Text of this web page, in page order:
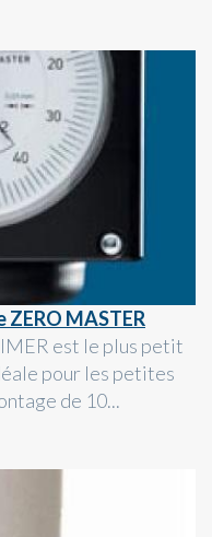
MASTER
est le plus petit
pour les petites
de 10...